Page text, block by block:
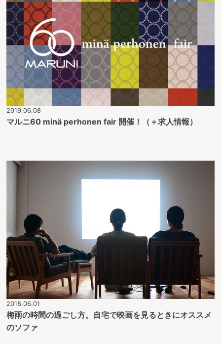
2019.06.08
マルニ60 minä perhonen fair 開催！（＋求人情報）
2018.06.01
梅雨の時間の過ごし方。自宅で映画を見るときにオススメ
のソファ